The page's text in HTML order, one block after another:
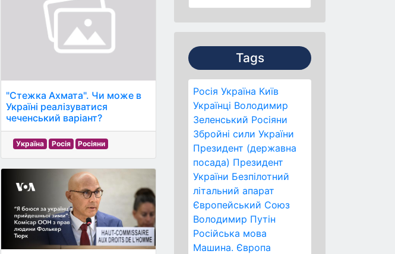
Tags
Росія Україна Київ
Українці Володимир
Зеленський Росіяни
Збройні сили України
Президент (державна
посада) Президент
України Безпілотний
літальний апарат
Європейський Союз
Володимир Путін
Російська мова
Машина. Європа
"Стежка Ахмата". Чи може в
Україні реалізуватися
чеченський варіант?
Україна Росія Росіяни